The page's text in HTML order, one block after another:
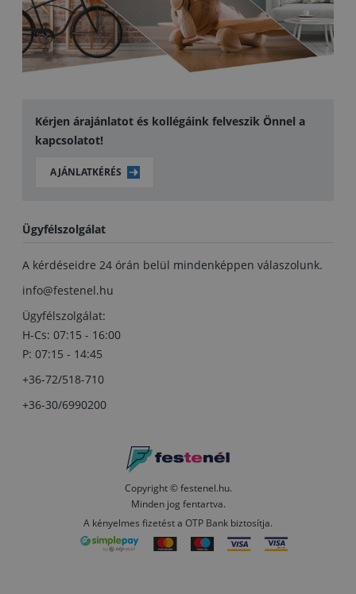
Kérjen árajánlatot és kollégáink felveszik Önnel a
kapcsolatot!
AJÁNLATKÉRÉS
Ügyfélszolgálat
A kérdéseidre 24 órán belül mindenképpen válaszolunk.
info@festenel.hu
Ügyfélszolgálat:
H-Cs: 07:15 - 16:00
P: 07:15 - 14:45
+36-72/518-710
+36-30/6990200
Copyright © festenel.hu.
Minden jog fentartva.
A kényelmes fizetést a OTP Bank biztosítja.